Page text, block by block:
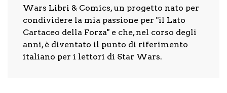
Wars Libri & Comics, un progetto nato per
condividere la mia passione per "il Lato
Cartaceo della Forza" e che, nel corso degli
anni, è diventato il punto di riferimento
italiano per i lettori di Star Wars.